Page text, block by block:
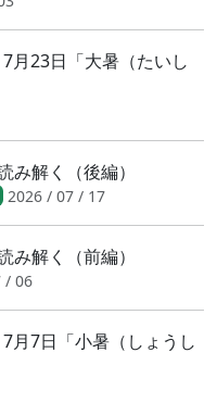
23日「大暑（たいし
み解く（後編）
2026 / 07 / 17
み解く（前編）
/ 06
7日「小暑（しょうし